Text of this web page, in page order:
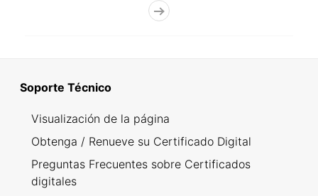
Soporte Técnico
Visualización de la página
Obtenga / Renueve su Certificado Digital
Preguntas Frecuentes sobre Certificados
digitales